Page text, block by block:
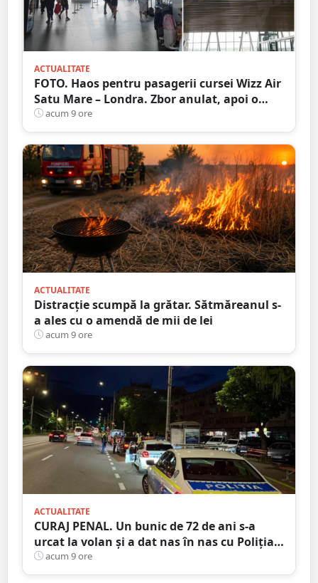
ACTUALITATE
FOTO. Haos pentru pasagerii cursei Wizz Air
Satu Mare – Londra. Zbor anulat, apoi o
nouă întârziere. Fără explicații clare
acum 9 ore
ACTUALITATE
Distracție scumpă la grătar. Sătmăreanul s-
a ales cu o amendă de mii de lei
acum 9 ore
ACTUALITATE
CURAJ PENAL. Un bunic de 72 de ani s-a
urcat la volan și a dat nas în nas cu Poliția
Satu Mare
acum 9 ore